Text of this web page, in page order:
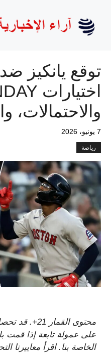
المحتوى
توقع يانكيز
والاحتمالات،
7 يونيو، 2026
رياضة
محتوى
على عمولة تابعة إذا قمت
الخاصة بنا. اقرأ معاييرنا